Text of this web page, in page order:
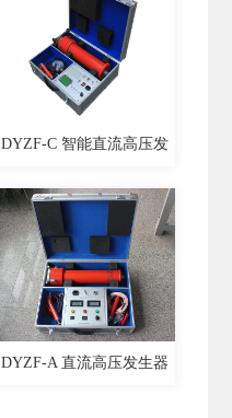
DYZF-C 智能直流高压发
生器
DYZF-A 直流高压发生器